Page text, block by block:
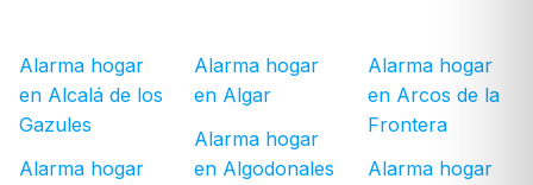
Alarma hogar
en Alcalá de los
Gazules
Alarma hogar
Alarma hogar
en Algar
Alarma hogar
en Algodonales
Alarma hogar
en Arcos de la
Frontera
Alarma hogar